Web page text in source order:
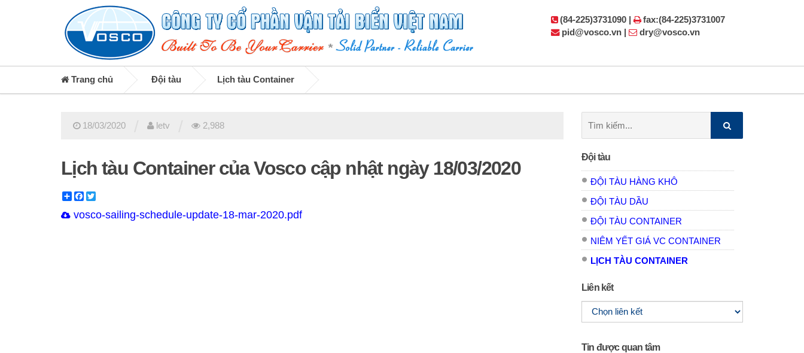
(84-225)3731090 |
fax:(84-225)3731007
pid@vosco.vn |
dry@vosco.vn
Trang chủ Đội tàu Lịch tàu Container
18/03/2020 letv 2,988
Lịch tàu Container của Vosco cập nhật ngày 18/03/2020
ShareFacebook
vosco-sailing-schedule-update-18-mar-2020.pdf
kiếm:
Đội tàu
ĐỘI TÀU HÀNG KHÔ
ĐỘI TÀU DẦU
ĐỘI TÀU CONTAINER
NIÊM YẾT GIÁ VC CONTAINER
LỊCH TÀU CONTAINER
Liên kết
Tin được quan tâm